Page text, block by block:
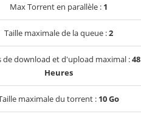
Max Torrent en parallèle : 1
Taille maximale de la queue :2
de download et d'upload maximal :48
Heures
maximale du torrent : 10 Go